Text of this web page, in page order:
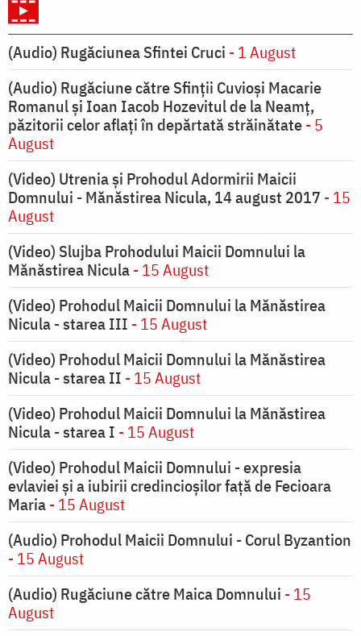
(Audio) Rugăciunea Sfintei Cruci - 1 August
(Audio) Rugăciune către Sfinții Cuvioși Macarie
Romanul și Ioan Iacob Hozevitul de la Neamț,
păzitorii celor aflați în depărtată străinătate- 5
August
(Video) Utrenia și Prohodul Adormirii Maicii
Domnului - Mănăstirea Nicula, 14 august 2017 - 15
August
(Video) Slujba Prohodului Maicii Domnului la
Mănăstirea Nicula- 15 August
(Video) Prohodul Maicii Domnului la Mănăstirea
Nicula - starea III - 15 August
(Video) Prohodul Maicii Domnului la Mănăstirea
Nicula - starea II - 15 August
(Video) Prohodul Maicii Domnului la Mănăstirea
Nicula - starea I - 15 August
(Video) Prohodul Maicii Domnului - expresia
evlaviei și a iubirii credincioșilor față de Fecioara
Maria- 15 August
(Audio) Prohodul Maicii Domnului - Corul Byzantion
- 15 August
(Audio) Rugăciune către Maica Domnului - 15
August